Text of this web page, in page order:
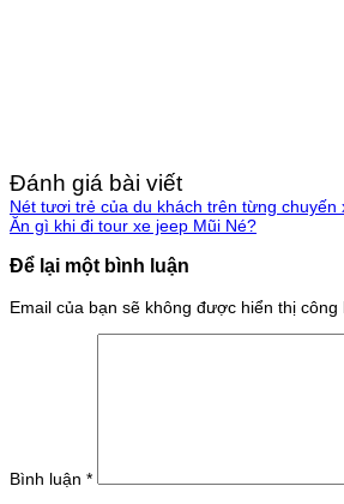
Đánh giá bài viết
Nét tươi trẻ của du khách trên từng chuyến
Ăn gì khi đi tour xe jeep Mũi Né?
Để lại một bình luận
Email của bạn sẽ không được hiển thị công
Bình luận *